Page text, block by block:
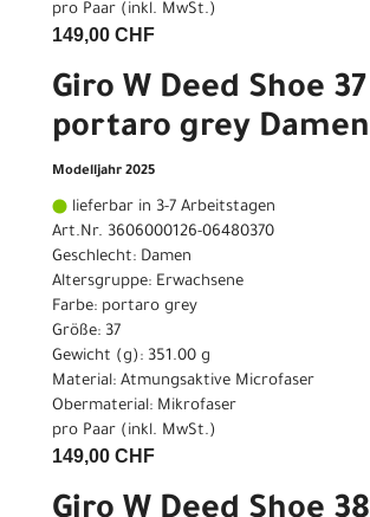
pro Paar (inkl. MwSt.)
149,00 CHF
Giro W Deed Shoe 37
portaro grey Damen
Modelljahr 2025
lieferbar in 3-7 Arbeitstagen
Art.Nr. 3606000126-06480370
Geschlecht: Damen
Altersgruppe: Erwachsene
Farbe: portaro grey
Größe: 37
Gewicht (g): 351.00 g
Material: Atmungsaktive Microfaser
Obermaterial: Mikrofaser
pro Paar (inkl. MwSt.)
149,00 CHF